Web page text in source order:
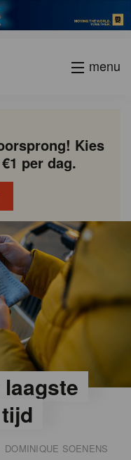
menu
Kies
per dag.
DOMINIQUE SOENENS